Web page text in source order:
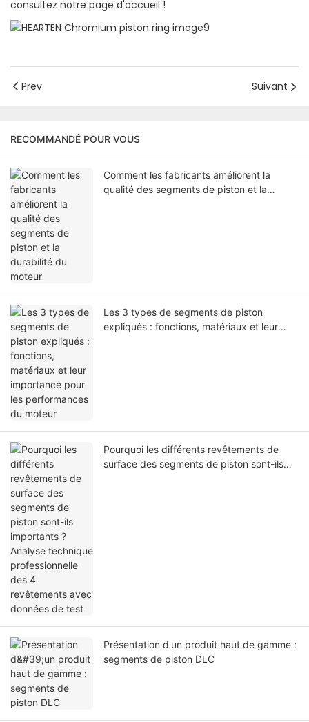
consultez notre page d'accueil !
Prev Suivant
RECOMMANDÉ POUR VOUS
Comment les fabricants améliorent la
qualité des segments de piston et la
Les 3 types de segments de piston
expliqués : fonctions, matériaux et leur
Pourquoi les différents revêtements de
surface des segments de piston sont-ils
Présentation d'un produit haut de gamme :
segments de piston DLC